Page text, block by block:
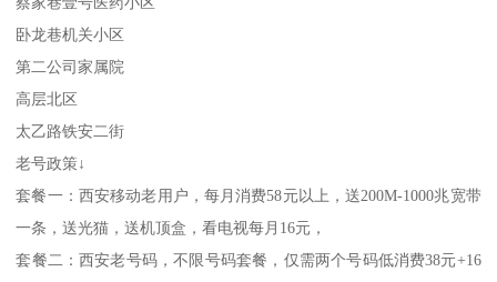
卧龙巷机关小区
第二公司家属院
高层北区
太乙路铁安二街
老号政策↓
套餐一：西安移动老用户，每月消费58元以上，送200M-1000兆宽带
一条，送光猫，送机顶盒，看电视每月16元，
套餐二：西安老号码，不限号码套餐，仅需两个号码低消费38元+16